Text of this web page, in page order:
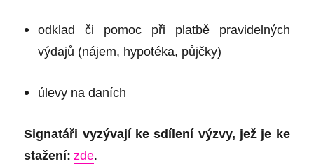
odklad či pomoc při platbě pravidelných
výdajů (nájem, hypotéka, půjčky)
úlevy na daních
Signatáři vyzývají ke sdílení výzvy, jež je ke
stažení: zde.